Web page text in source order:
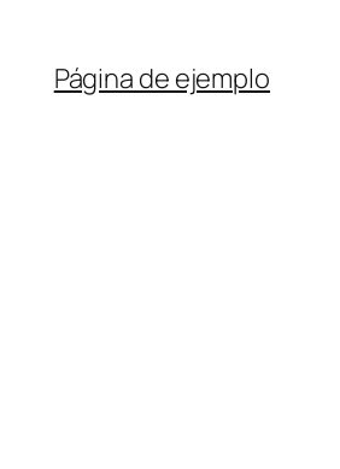
Página de ejemplo